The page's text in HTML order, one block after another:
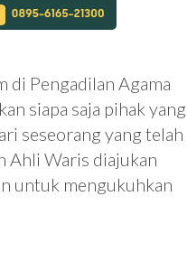
di Pengadilan Agama
siapa saja pihak yang
seseorang yang telah
Ahli Waris diajukan
untuk mengukuhkan